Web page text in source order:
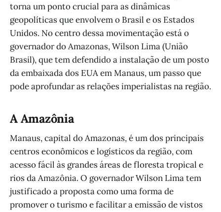
torna um ponto crucial para as dinâmicas
geopolíticas que envolvem o Brasil e os Estados
Unidos. No centro dessa movimentação está o
governador do Amazonas, Wilson Lima (União
Brasil), que tem defendido a instalação de um posto
da embaixada dos EUA em Manaus, um passo que
pode aprofundar as relações imperialistas na região.
A Amazônia
Manaus, capital do Amazonas, é um dos principais
centros econômicos e logísticos da região, com
acesso fácil às grandes áreas de floresta tropical e
rios da Amazônia. O governador Wilson Lima tem
justificado a proposta como uma forma de
promover o turismo e facilitar a emissão de vistos